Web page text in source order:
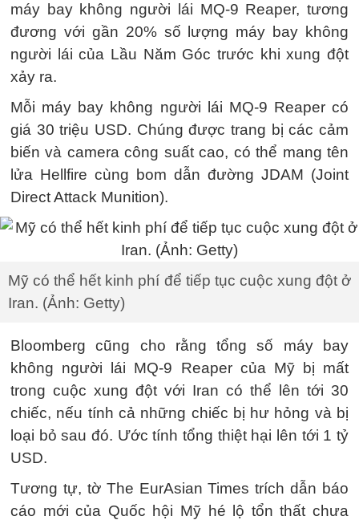
máy bay không người lái MQ-9 Reaper, tương
đương với gần 20% số lượng máy bay không
người lái của Lầu Năm Góc trước khi xung đột
xảy ra.
Mỗi máy bay không người lái MQ-9 Reaper có
giá 30 triệu USD. Chúng được trang bị các cảm
biến và camera công suất cao, có thể mang tên
lửa Hellfire cùng bom dẫn đường JDAM (Joint
Direct Attack Munition).
Mỹ có thể hết kinh phí để tiếp tục cuộc xung đột ở
Iran. (Ảnh: Getty)
Bloomberg cũng cho rằng tổng số máy bay
không người lái MQ-9 Reaper của Mỹ bị mất
trong cuộc xung đột với Iran có thể lên tới 30
chiếc, nếu tính cả những chiếc bị hư hỏng và bị
loại bỏ sau đó. Ước tính tổng thiệt hại lên tới 1 tỷ
USD.
Tương tự, tờ The EurAsian Times trích dẫn báo
cáo mới của Quốc hội Mỹ hé lộ tổn thất chưa